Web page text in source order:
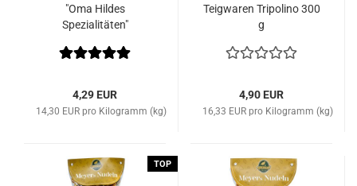
"Oma Hildes
Spezialitäten"
4,29 EUR
14,30 EUR pro Kilogramm (kg)
Teigwaren Tripolino 300
g
4,90 EUR
16,33 EUR pro Kilogramm (kg)
TOP